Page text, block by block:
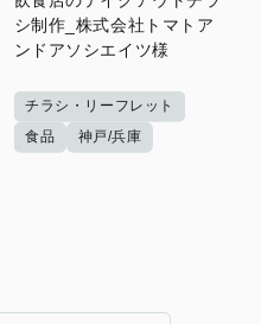
シ制作_株式会社トマトア
ンドアソシエイツ様
チラシ・リーフレット
食品
神戸/兵庫